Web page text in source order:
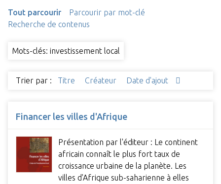
Tout parcourir
Parcourir par mot-clé
Recherche de contenus
Mots-clés: investissement local
Trier par : Titre Créateur Date d'ajout
Financer les villes d'Afrique
Présentation par l'éditeur : Le continent
africain connaît le plus fort taux de
croissance urbaine de la planète. Les
villes d'Afrique sub-saharienne à elles